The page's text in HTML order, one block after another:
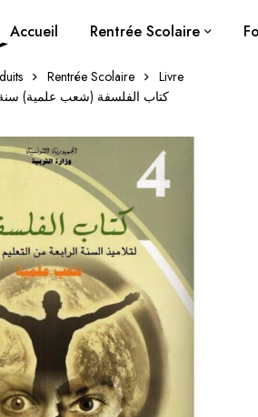
Accueil Rentrée Scolaire
Rentrée Scolaire
Livre
كتاب الفلسفة (شعب علمية) سنة 4